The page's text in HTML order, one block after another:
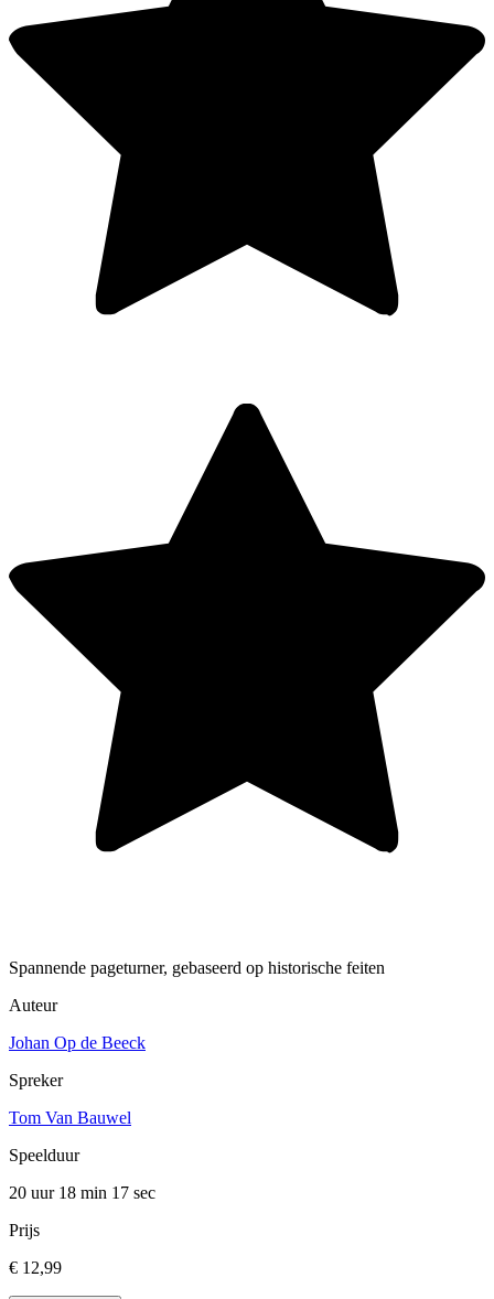
Spannende pageturner, gebaseerd op historische feiten
Auteur
Johan Op de Beeck
Spreker
Tom Van Bauwel
Speelduur
20 uur 18 min 17 sec
Prijs
€ 12,99